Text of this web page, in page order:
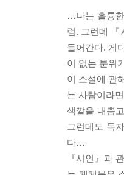
…나는 훌륭
럼. 그런데 『
들어간다. 게
이 없는 분위
이 소설에 관
는 사람이라
색깔을 내뿜
그런데도 독
다…
『시인』과